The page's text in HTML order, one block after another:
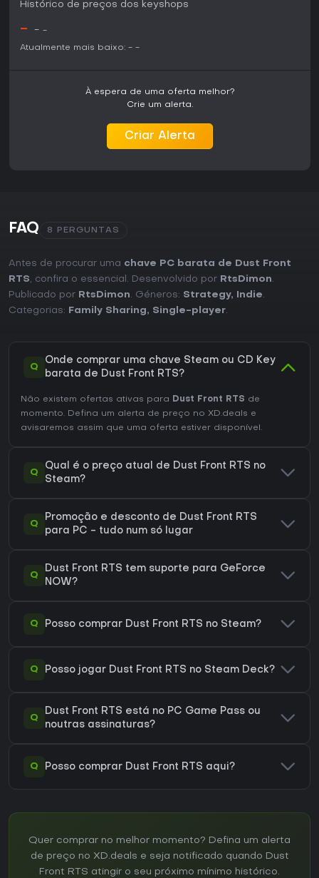
Histórico de preços dos keyshops
- - -
Atualmente mais baixo: - -
À espera de uma oferta melhor?
Crie um alerta.
Criar Alerta
FAQ 8 PERGUNTAS
Antes de procurar uma chave PC barata de Dust Front
RTS, confira o essencial. Desenvolvido por RtsDimon.
Publicado por RtsDimon. Géneros: Strategy, Indie.
Categorias:
Family Sharing, Single-player.
Q
Onde comprar uma chave Steam ou CD Key
barata de Dust Front RTS?
Não existem ofertas ativas para Dust Front RTS de
momento. Defina um alerta de preço no XD.deals e
avisaremos assim que uma oferta estiver disponível.
Q
Qual é o preço atual de Dust Front RTS no
Steam?
Q
Promoção e desconto de Dust Front RTS
para PC - tudo num só lugar
Q
Dust Front RTS tem suporte para GeForce
NOW?
Q Posso comprar Dust Front RTS no Steam?
Q Posso jogar Dust Front RTS no Steam Deck?
Q
Dust Front RTS está no PC Game Pass ou
noutras assinaturas?
Q Posso comprar Dust Front RTS aqui?
Quer comprar no melhor momento? Defina um alerta
de preço no XD.deals e seja notificado quando Dust
Front RTS atingir o seu próximo mínimo histórico.